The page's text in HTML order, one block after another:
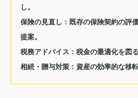
し。
保険の見直し：既存の保険契約の評
提案。
税務アドバイス：税金の最適化を図
相続・贈与対策：資産の効率的な移